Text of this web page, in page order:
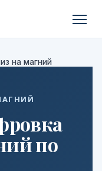
на магний
по